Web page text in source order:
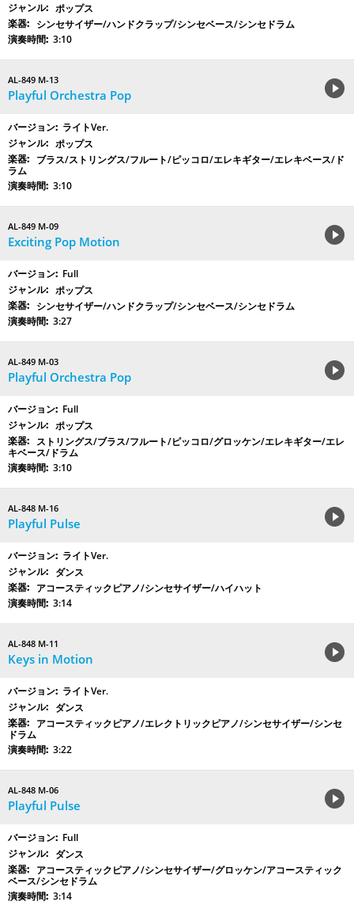
ポップス
シンセサイザー/ハンドクラップ/シンセベース/シンセドラム
3:10
AL-849 M-13
Playful Orchestra Pop
ライトVer.
ポップス
ブラス/ストリングス/フルート/ピッコロ/エレキギター/エレキベース/ド
ラム
3:10
AL-849 M-09
Exciting Pop Motion
Full
ポップス
シンセサイザー/ハンドクラップ/シンセベース/シンセドラム
3:27
AL-849 M-03
Playful Orchestra Pop
Full
ポップス
ストリングス/ブラス/フルート/ピッコロ/グロッケン/エレキギター/エレ
キベース/ドラム
3:10
AL-848 M-16
Playful Pulse
ライトVer.
ダンス
アコースティックピアノ/シンセサイザー/ハイハット
3:14
AL-848 M-11
Keys in Motion
ライトVer.
ダンス
アコースティックピアノ/エレクトリックピアノ/シンセサイザー/シンセ
ドラム
3:22
AL-848 M-06
Playful Pulse
Full
ダンス
アコースティックピアノ/シンセサイザー/グロッケン/アコースティック
ベース/シンセドラム
3:14